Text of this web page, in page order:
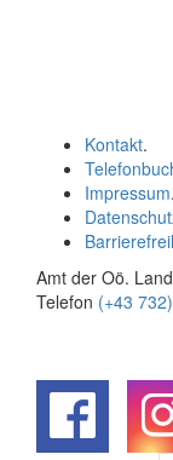
Kontakt.
Impressum.
Amt der Oö.
Telefon (+43